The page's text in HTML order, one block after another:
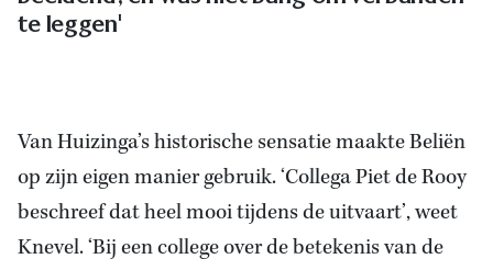
te leggen'
Van Huizinga’s historische sensatie maakte Beliën
op zijn eigen manier gebruik. ‘Collega Piet de Rooy
beschreef dat heel mooi tijdens de uitvaart’, weet
Knevel. ‘Bij een college over de betekenis van de